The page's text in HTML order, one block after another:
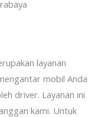
layanan
mobil Anda
driver. Layanan ini
kami. Untuk